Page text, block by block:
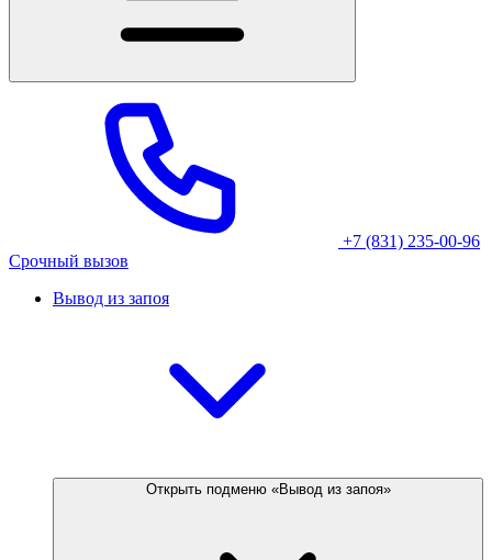
+7 (831) 235-00-96
Срочный вызов
Вывод из запоя
Открыть подменю «Вывод из запоя»